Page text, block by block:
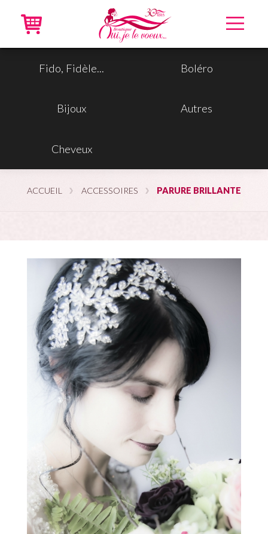
En ligne
Conseils
Blogue
Carrière
Contact
Prendre rendez-vous
Favoris
Mon panier Connexion
EN Facebook
Fido, Fidèle... Boléro
Bijoux Autres
Cheveux
ACCUEIL ACCESSOIRES PARURE BRILLANTE